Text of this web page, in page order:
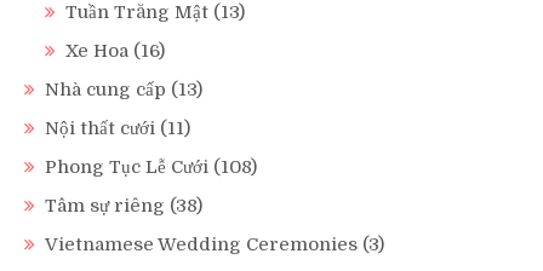
Tuần Trăng Mật (13)
Xe Hoa (16)
Nhà cung cấp (13)
Nội thất cưới (11)
Phong Tục Lễ Cưới (108)
Tâm sự riêng (38)
Vietnamese Wedding Ceremonies (3)